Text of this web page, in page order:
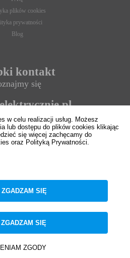
w celu realizacji usług. Możesz
lub dostępu do plików cookies klikając
się więcej zachęcamy do
oraz Polityką Prywatności.
SIĘ
ZGADZAM SIĘ
ZGODY
WSZYSTKIE
Anuluj
plików cookies
prywatności
Blog
kontakt
się
897 124
Wszelkie prawa zastrzeżone